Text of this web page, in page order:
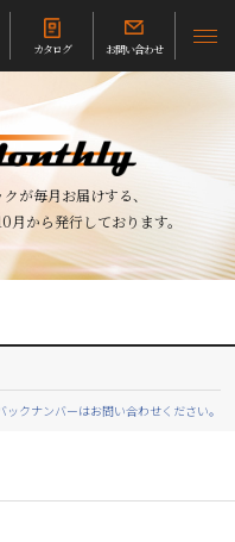
カタログ お問い合わせ
が毎月お届けする、
月から発行しております。
ックナンバーはお問い合わせください。